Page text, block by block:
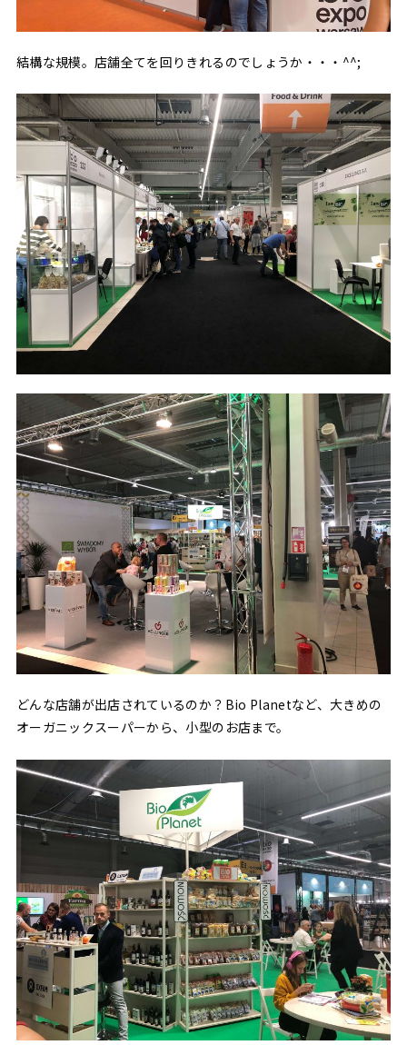
結構な規模。店舗全てを回りきれるのでしょうか・・・^^;
どんな店舗が出店されているのか？Bio Planetなど、大きめの
オーガニックスーパーから、小型のお店まで。